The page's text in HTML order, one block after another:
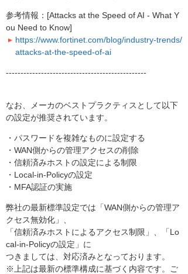
参考情報：[Attacks at the Speed of AI - What Y
ou Need to Know]
https://www.fortinet.com/blog/industry-trends/
attacks-at-the-speed-of-ai
------------------------------------------------
なお、メーカのベストプラクティスとして以下
の設定が推奨されています。
・パスワードを複雑なものに設定する
・WAN側からの管理アクセスの削除
・信頼済みホストの設定による制限
・Local-in-Policyの設定
・MFA認証の実施
弊社の最新標準設定では「WAN側からの管理ア
クセス無効化」、
「信頼済みホストによるアクセス制限」、「Lo
cal-in-Policyの設定」に
つきましては、対応済みとなっております。
※上記は最新の標準構成に基づく内容です。ご